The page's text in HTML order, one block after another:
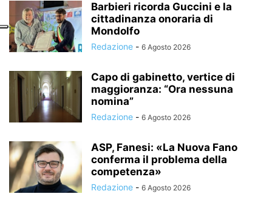
Barbieri ricorda Guccini e la
cittadinanza onoraria di
Mondolfo
Redazione - 6 Agosto 2026
Capo di gabinetto, vertice di
maggioranza: “Ora nessuna
nomina”
Redazione - 6 Agosto 2026
ASP, Fanesi: «La Nuova Fano
conferma il problema della
competenza»
Redazione - 6 Agosto 2026